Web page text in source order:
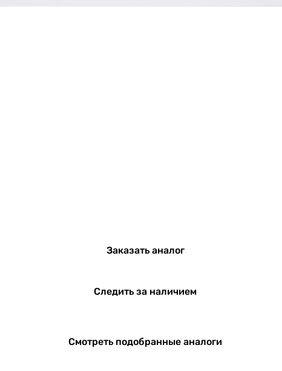
Заказать аналог
Следить за наличием
Смотреть подобранные аналоги